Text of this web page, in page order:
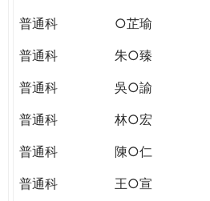
民。
普通科
○芷瑜
普通科
朱○臻
普通科
吳○諭
普通科
林○宏
普通科
陳○仁
普通科
王○宣